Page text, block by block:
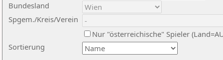
Sortierung
Bundesland
Spgem./Kreis/Verein
Nur "österreichische" Spieler